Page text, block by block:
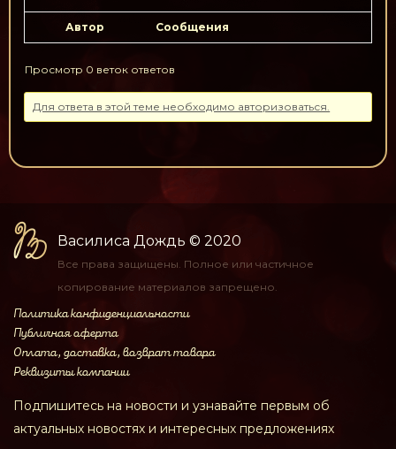
Автор Сообщения
Просмотр 0 веток ответов
Для ответа в этой теме необходимо авторизоваться.
Василиса Дождь © 2020
Все права защищены. Полное или частичное
копирование материалов запрещено.
Политика конфиденциальности
Публичная оферта
Оплата, доставка, возврат товара
Реквизиты компании
Подпишитесь на новости и узнавайте первым об
актуальных новостях и интересных предложениях